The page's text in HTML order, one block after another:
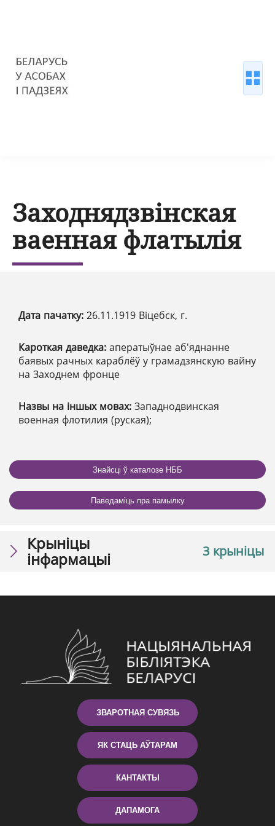
Заходнядзвінская
ваенная флатылія
Дата пачатку: 26.11.1919 Віцебск, г.
Кароткая даведка: аператыўнае аб'яднанне
баявых рачных караблёў у грамадзянскую вайну
на Заходнем фронце
Назвы на іншых мовах: Западнодвинская
военная флотилия (руская);
Знайсці ў каталозе НББ
Паведаміць пра памылку
3 крыніцы
Крыніцы
інфармацыі
ЗВАРОТНАЯ СУВЯЗЬ
ЯК СТАЦЬ АЎТАРАМ
КАНТАКТЫ
ДАПАМОГА